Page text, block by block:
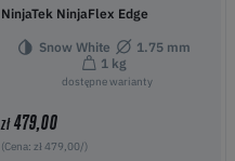
NinjaTek NinjaFlex Edge
Snow White
1.75 mm
1 kg
dostępne warianty
zł479,00
(Cena: zł 479,00/)